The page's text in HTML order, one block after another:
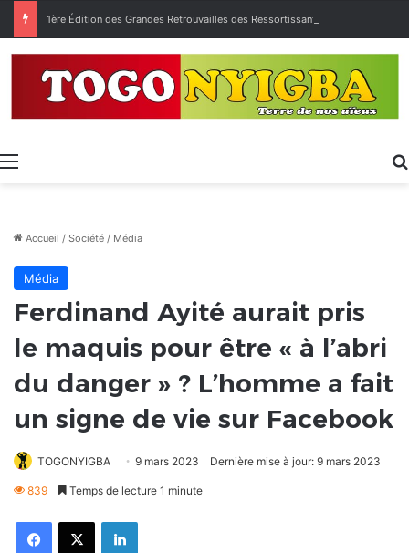
Menu
Accueil / Société / Média
Média
Ferdinand Ayité aurait pris
le maquis pour être « à l’abri
du danger » ? L’homme a fait
un signe de vie sur Facebook
TOGONYIGBA 9 mars 2023 Dernière mise à jour: 9 mars 2023
839 Temps de lecture 1 minute
FacebookX Linkedin